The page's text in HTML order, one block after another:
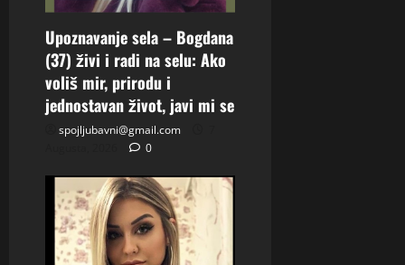
Upoznavanje sela – Bogdana
(37) živi i radi na selu: Ako
voliš mir, prirodu i
jednostavan život, javi mi se
spojljubavni@gmail.com
0